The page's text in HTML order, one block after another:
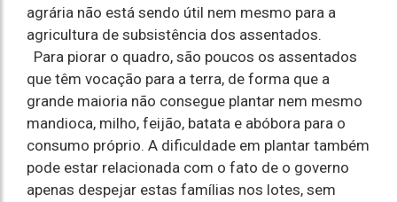
agrária não está sendo útil nem mesmo para a
agricultura de subsistência dos assentados.
Para piorar o quadro, são poucos os assentados
que têm vocação para a terra, de forma que a
grande maioria não consegue plantar nem mesmo
mandioca, milho, feijão, batata e abóbora para o
consumo próprio. A dificuldade em plantar também
pode estar relacionada com o fato de o governo
apenas despejar estas famílias nos lotes, sem